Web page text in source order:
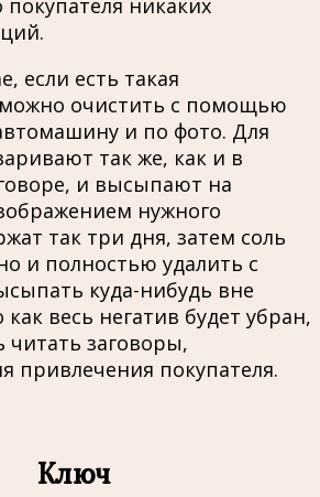
никаких
если есть такая
очистить с помощью
и по фото. Для
так же, как и в
и высыпают на
нужного
так три дня, затем соль
и полностью удалить с
куда-нибудь вне
весь негатив будет убран,
заговоры,
привлечения покупателя.
Ключ